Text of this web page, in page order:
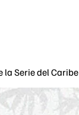
la Serie del Caribe